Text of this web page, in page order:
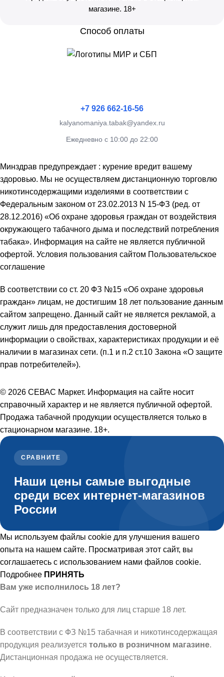
магазине. 18+
Способ оплаты
+7 926 662-16-56
kalyanomaniya.tabak@yandex.ru
Ежедневно с 10:00 до 22:00
Минздрав предупреждает : курение вредит вашему
здоровью. Мы не осуществляем дистанционную торговлю
никотинсодержащими изделиями в соответствии с
Федеральным законом от 23.02.2013 N 15-ФЗ (ред. от
28.12.2016) «Об охране здоровья граждан от воздействия
окружающего табачного дыма и последствий потребления
табака». Информация на сайте не является публичной
офертой. Условия пользования сайтом Пользовательское
соглашение
В соответствии со ст. 20 ФЗ №15 «Об охране здоровья
граждан» лицам, не достигшим 18 лет пользование данным
сайтом запрещено. Данный сайт не является рекламой, а
служит лишь для предоставления достоверной
информации о свойствах, характеристиках продукции и её
наличии в магазинах сети. (п.1 и п.2 ст.10 Закона «О защите
прав потребителей»).
© 2026 СЕВАС Маркет. Информация на сайте носит
справочный характер и не является публичной офертой.
Продажа табачной продукции осуществляется только в
стационарном магазине. 18+.
СРАВНИТЕ
Наши цены самые выгодные
среди всех интернет-магазинов
России
Мы используем файлы cookie для улучшения вашего
опыта на нашем сайте. Просматривая этот сайт, вы
соглашаетесь с использованием нами файлов cookie.
Подробнее ПРИНЯТЬ
Вам уже исполнилось 18 лет?
Сайт предназначен только для лиц старше 18 лет.
В соответствии с ФЗ №15 табачная и никотинсодержащая
продукция реализуется только в розничном магазине.
Дистанционная продажа не осуществляется.